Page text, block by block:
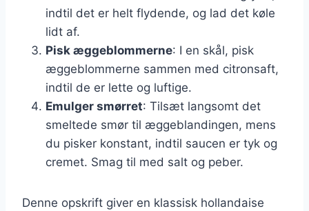
indtil det er helt flydende, og lad det køle
lidt af.
Pisk æggeblommerne: I en skål, pisk
æggeblommerne sammen med citronsaft,
indtil de er lette og luftige.
Emulger smørret: Tilsæt langsomt det
smeltede smør til æggeblandingen, mens
du pisker konstant, indtil saucen er tyk og
cremet. Smag til med salt og peber.
Denne opskrift giver en klassisk hollandaise